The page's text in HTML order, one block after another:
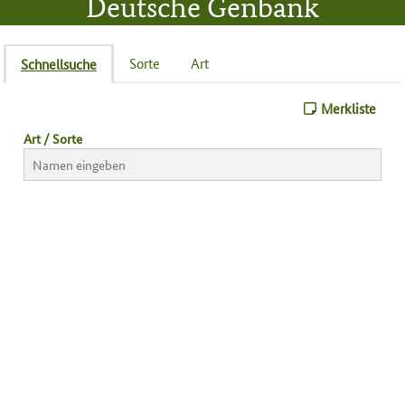
Rhododendron
Schnellsuche Sorte Art
Merkliste
Art / Sorte